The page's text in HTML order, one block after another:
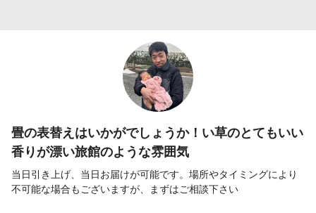
畳の表替えはいかがでしょうか！い草のとてもいい
香りが漂い旅館のような雰囲気
当日引き上げ、当日お届けが可能です。場所やタイミングにより
不可能な場合もございますが、まずはご相談下さい